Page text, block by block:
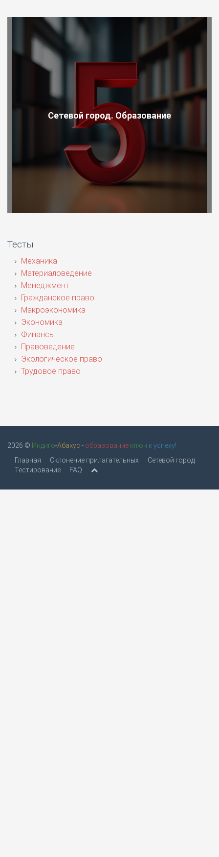
Сетевой город. Образование
Тесты
Механика
Материаловедение
Менеджмент
Гражданское право
Макроэкономика
Экономика
Финансы
Правоведение
Экологическое право
Трудовое право
2026 © Индиго-Абакус - образование ключ к успеху!
Главная
Склонение прилагательных
Сетевой город
Тестирование
FAQ